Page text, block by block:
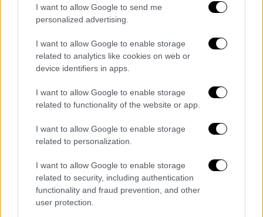
I want to allow Google to send me
personalized advertising.
I want to allow Google to enable storage
related to analytics like cookies on web or
device identifiers in apps.
I want to allow Google to enable storage
related to functionality of the website or app.
I want to allow Google to enable storage
related to personalization.
I want to allow Google to enable storage
related to security, including authentication
functionality and fraud prevention, and other
user protection.
έγκλημαέγινεαντιληπτό
, όταν μετά τις
θύματος είδε ότι η πόρτα του σπιτιού του
ήταν ανοιχτή. Όταν πλησίασε αντιλήφθηκε
πως κάτι δεν πήγαινε καλά και τα δωμάτια
του σπιτιού ήταν άνω κάτω -σαν κάποιος να
το είχε ψάξει όλο.
Άμεσα ειδοποίησε την αστυνομία που
έσπευσε στο σημείο. Οι αστυνομικοί μόλις
μπήκαν στο σπίτι αντίκρισαν τον 53χρονο
πεσμένο στο πάτωμα, δίπλα από το κρεβάτι,
φέροντας εμφανήχτυπήματαστο πρόσωπο
ενώ ήταν φιμωμένος με μία